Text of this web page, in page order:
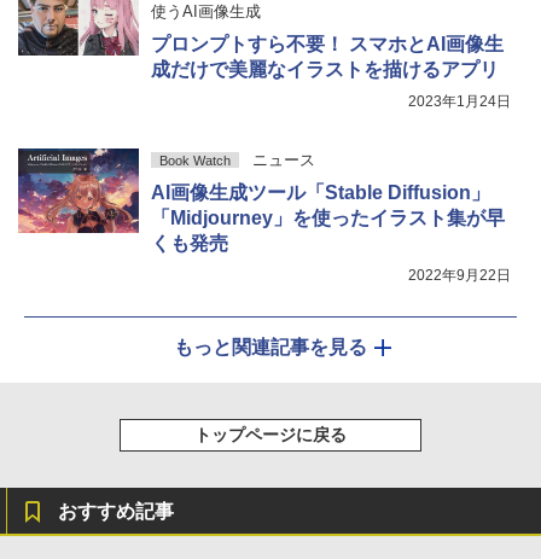
使うAI画像生成
プロンプトすら不要！ スマホとAI画像生
成だけで美麗なイラストを描けるアプリ
2023年1月24日
Book Watch ニュース
AI画像生成ツール「Stable Diffusion」
「Midjourney」を使ったイラスト集が早
くも発売
2022年9月22日
もっと関連記事を見る
トップページに戻る
おすすめ記事